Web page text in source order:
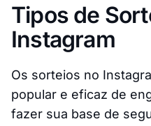
Tipos de
Instagram
Os sorteios no
popular e eficaz de
fazer sua base de